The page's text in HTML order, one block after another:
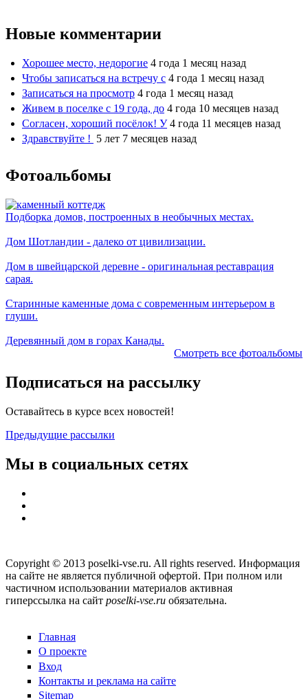
Новые комментарии
Хорошее место, недорогие 4 года 1 месяц назад
Чтобы записаться на встречу с 4 года 1 месяц назад
Записаться на просмотр 4 года 1 месяц назад
Живем в поселке с 19 года, до 4 года 10 месяцев назад
Согласен, хороший посёлок! У 4 года 11 месяцев назад
Здравствуйте ! 5 лет 7 месяцев назад
Фотоальбомы
Подборка домов, построенных в необычных местах.
Дом Шотландии - далеко от цивилизации.
Дом в швейцарской деревне - оригинальная реставрация
сарая.
Старинные каменные дома с современным интерьером в
глуши.
Деревянный дом в горах Канады.
Смотреть все фотоальбомы
Подписаться на рассылку
Оставайтесь в курсе всех новостей!
Предыдущие рассылки
Мы в социальных сетях
Copyright © 2013 poselki-vse.ru. All rights reserved. Информация
на сайте не является публичной офертой. При полном или
частичном использовании материалов активная
гиперссылка на сайт poselki-vse.ru​ обязательна.
Главная
О проекте
Вход
Контакты и реклама на сайте
Sitemap